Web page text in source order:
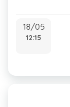
18/05
12:15